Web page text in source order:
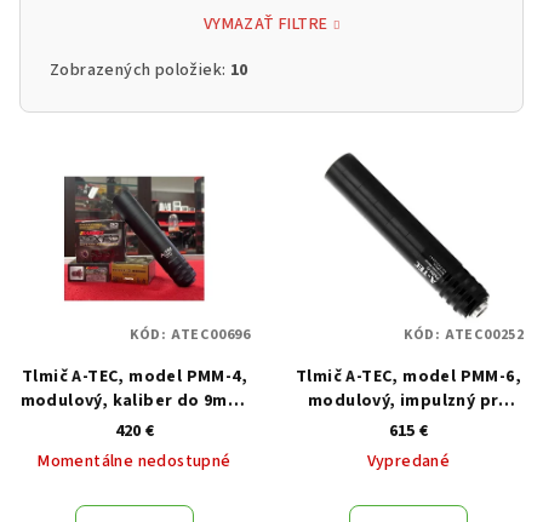
VYMAZAŤ FILTRE
Zobrazených položiek: 10
Tlmič A-TEC, model PMM-4,
modulový, kaliber do 9mm,
na závit 1/2˝-28
420 €
Momentálne nedostupné
KÓD: ATEC00696
Tlmič A-TEC, model PMM-6,
modulový, impulzný pre
pištole, kaliber do 9mm,
M13,5x1 LH
615 €
Vypredané
KÓD: ATEC00252